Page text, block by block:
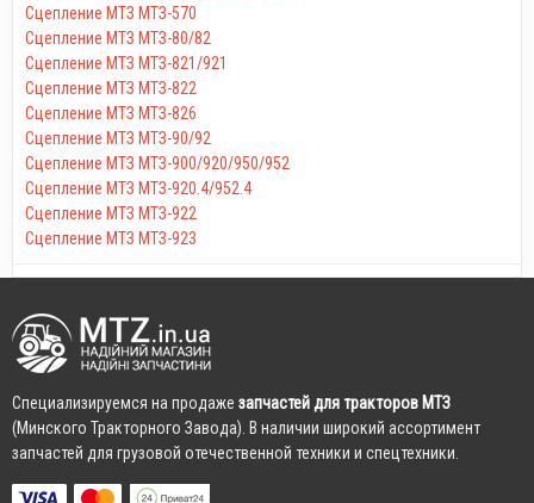
Сцепление МТЗ МТЗ-570
Сцепление МТЗ МТЗ-80/82
Сцепление МТЗ МТЗ-821/921
Сцепление МТЗ МТЗ-822
Сцепление МТЗ МТЗ-826
Сцепление МТЗ МТЗ-90/92
Сцепление МТЗ МТЗ-900/920/950/952
Сцепление МТЗ МТЗ-920.4/952.4
Сцепление МТЗ МТЗ-922
Сцепление МТЗ МТЗ-923
Cпециализируемся на продаже запчастей для тракторов МТЗ
(Минского Тракторного Завода). В наличии широкий ассортимент
запчастей для грузовой отечественной техники и спецтехники.